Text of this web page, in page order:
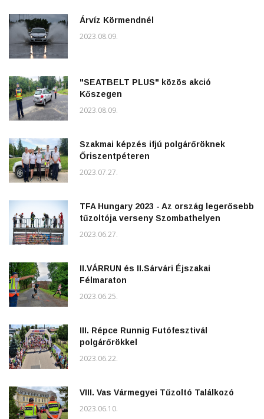
Árvíz Körmendnél
2023.08.09.
"SEATBELT PLUS" közös akció
Kőszegen
2023.08.09.
Szakmai képzés ifjú polgárőröknek
Őriszentpéteren
2023.07.27.
TFA Hungary 2023 - Az ország legerősebb
tűzoltója verseny Szombathelyen
2023.06.27.
II.VÁRRUN és II.Sárvári Éjszakai
Félmaraton
2023.06.25.
III. Répce Runnig Futófesztivál
polgárőrökkel
2023.06.22.
VIII. Vas Vármegyei Tűzoltó Találkozó
2023.06.10.